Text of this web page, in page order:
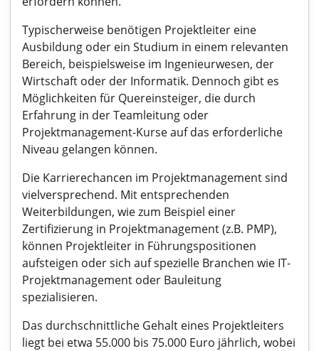
Typischerweise benötigen Projektleiter eine
Ausbildung oder ein Studium in einem relevanten
Bereich, beispielsweise im Ingenieurwesen, der
Wirtschaft oder der Informatik. Dennoch gibt es
Möglichkeiten für Quereinsteiger, die durch
Erfahrung in der Teamleitung oder
Projektmanagement-Kurse auf das erforderliche
Niveau gelangen können.
Die Karrierechancen im Projektmanagement sind
vielversprechend. Mit entsprechenden
Weiterbildungen, wie zum Beispiel einer
Zertifizierung in Projektmanagement (z.B. PMP),
können Projektleiter in Führungspositionen
aufsteigen oder sich auf spezielle Branchen wie IT-
Projektmanagement oder Bauleitung
spezialisieren.
Das durchschnittliche Gehalt eines Projektleiters
liegt bei etwa 55.000 bis 75.000 Euro jährlich, wobei